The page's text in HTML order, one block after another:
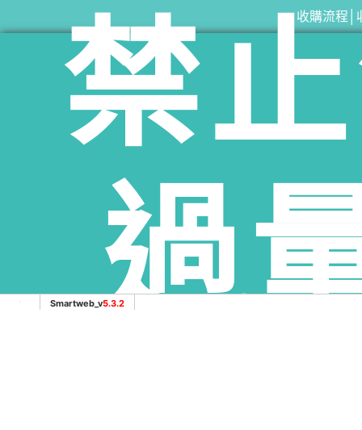
收購流程
雲林縣麥寮鄉老酒收購、雲林縣斗六市老酒收購、雲林縣林
禁
過
Smartweb_v5.3.2